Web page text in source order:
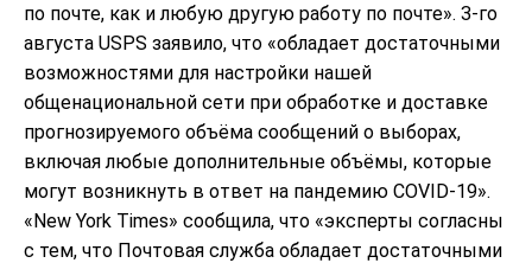
по почте, как и любую другую работу по почте». 3-го
августа USPS заявило, что «обладает достаточными
возможностями для настройки нашей
общенациональной сети при обработке и доставке
прогнозируемого объёма сообщений о выборах,
включая любые дополнительные объёмы, которые
могут возникнуть в ответ на пандемию COVID-19».
«New York Times» сообщила, что «эксперты согласны
с тем, что Почтовая служба обладает достаточными